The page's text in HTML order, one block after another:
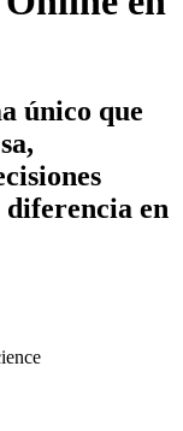
único que
diferencia en